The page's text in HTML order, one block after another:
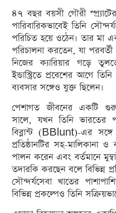
৪৭ বছর বয়সী গৌরী
পারিবারিকভাবেই তিনি
পরিচিত হয়ে ওঠেন। তার মা
পরিচালনা করতেন, যা
নিজের ক্যারিয়ার গড়ে
ইন্ডাস্ট্রিতে প্রবেশের আগে
ব্যবসার সঙ্গেও যুক্ত ছিলেন।
পেশাগত জীবনের একটি
সালে, যখন তিনি ভারতের
বিব্লান্ট (BBlunt)-এর
প্রতিষ্ঠানটির সহ-মালিকানা ও
পালন করেন এবং বর্তমানে
তদারকি করছেন বলে বিভিন্ন
সৌন্দর্যসেবা খাতের
বিভিন্ন প্রকল্পেও তিনি